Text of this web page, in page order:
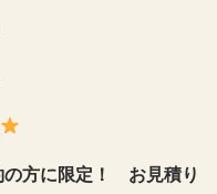
方に限定！
お見積り